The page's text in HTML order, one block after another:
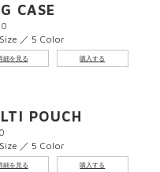
CASE
／ 5 Color
細を見る 購入する
POUCH
／ 5 Color
細を見る 購入する